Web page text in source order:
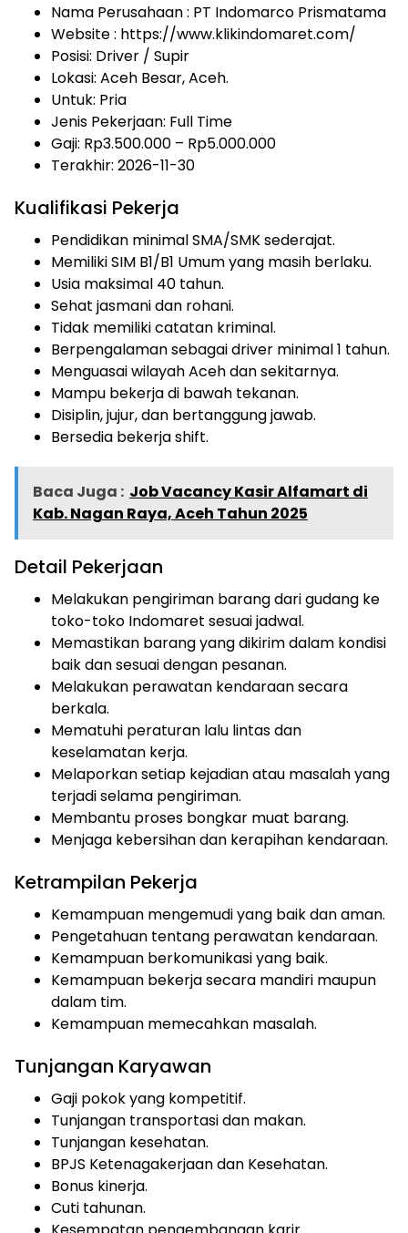
Nama Perusahaan : PT Indomarco Prismatama
Website : https://www.klikindomaret.com/
Posisi: Driver / Supir
Lokasi: Aceh Besar, Aceh.
Untuk: Pria
Jenis Pekerjaan: Full Time
Gaji: Rp3.500.000 – Rp5.000.000
Terakhir: 2026-11-30
Kualifikasi Pekerja
Pendidikan minimal SMA/SMK sederajat.
Memiliki SIM B1/B1 Umum yang masih berlaku.
Usia maksimal 40 tahun.
Sehat jasmani dan rohani.
Tidak memiliki catatan kriminal.
Berpengalaman sebagai driver minimal 1 tahun.
Menguasai wilayah Aceh dan sekitarnya.
Mampu bekerja di bawah tekanan.
Disiplin, jujur, dan bertanggung jawab.
Bersedia bekerja shift.
Baca Juga : Job Vacancy Kasir Alfamart di
Kab. Nagan Raya, Aceh Tahun 2025
Detail Pekerjaan
Melakukan pengiriman barang dari gudang ke
toko-toko Indomaret sesuai jadwal.
Memastikan barang yang dikirim dalam kondisi
baik dan sesuai dengan pesanan.
Melakukan perawatan kendaraan secara
berkala.
Mematuhi peraturan lalu lintas dan
keselamatan kerja.
Melaporkan setiap kejadian atau masalah yang
terjadi selama pengiriman.
Membantu proses bongkar muat barang.
Menjaga kebersihan dan kerapihan kendaraan.
Ketrampilan Pekerja
Kemampuan mengemudi yang baik dan aman.
Pengetahuan tentang perawatan kendaraan.
Kemampuan berkomunikasi yang baik.
Kemampuan bekerja secara mandiri maupun
dalam tim.
Kemampuan memecahkan masalah.
Tunjangan Karyawan
Gaji pokok yang kompetitif.
Tunjangan transportasi dan makan.
Tunjangan kesehatan.
BPJS Ketenagakerjaan dan Kesehatan.
Bonus kinerja.
Cuti tahunan.